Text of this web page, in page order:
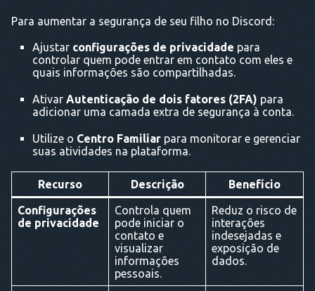
Para aumentar a segurança de seu filho no Discord:
Ajustar configurações de privacidade para
controlar quem pode entrar em contato com eles e
quais informações são compartilhadas.
Ativar Autenticação de dois fatores (2FA) para
adicionar uma camada extra de segurança à conta.
Utilize o Centro Familiar para monitorar e gerenciar
suas atividades na plataforma.
Recurso Descrição Benefício
Configurações
de privacidade
Controla quem
pode iniciar o
contato e
visualizar
informações
pessoais.
Reduz o risco de
interações
indesejadas e
exposição de
dados.